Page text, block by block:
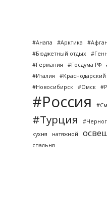
#Анапа #Арктика
#Бюджетный отдых
#Германия
#Госдума РФ
#Италия
#Краснодарский
#Новосибирск
#Омск
#Россия
#Турция
кухня
натяжной
спальня